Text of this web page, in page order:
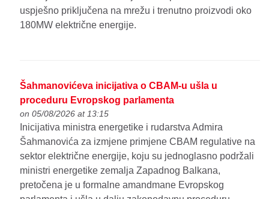
uspješno priključena na mrežu i trenutno proizvodi oko
180MW električne energije.
Šahmanovićeva inicijativa o CBAM-u ušla u
proceduru Evropskog parlamenta
on 05/08/2026 at 13:15
Inicijativa ministra energetike i rudarstva Admira
Šahmanovića za izmjene primjene CBAM regulative na
sektor električne energije, koju su jednoglasno podržali
ministri energetike zemalja Zapadnog Balkana,
pretočena je u formalne amandmane Evropskog